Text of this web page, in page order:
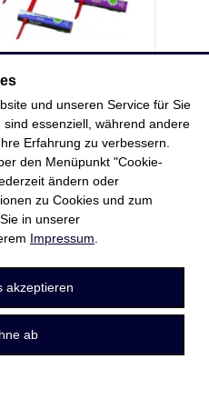
4er von
Rauchspur
und unseren Service für Sie
essenziell, während andere
Erfahrung zu verbessern.
den Menüpunkt "Cookie-
ändern oder
zu Cookies und zum
in unserer
Impressum
ab
akzeptieren